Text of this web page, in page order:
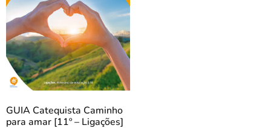
GUIA Catequista Caminho
para amar [11º – Ligações]